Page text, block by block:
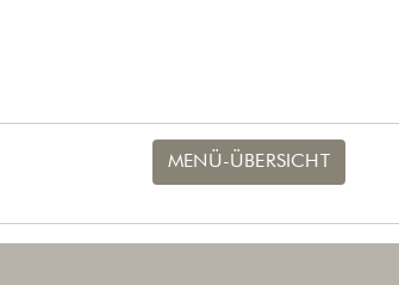
MENÜ-ÜBERSICHT